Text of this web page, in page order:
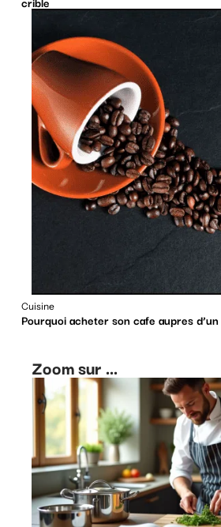
Cuisine
Pourquoi acheter son cafe aupres
Zoom sur ...